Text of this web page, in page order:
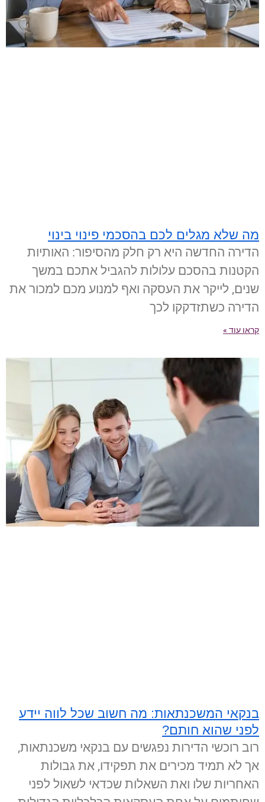
מה שלא מגלים לכם בהסכמי פינוי בינוי
הדירה החדשה היא רק חלק מהסיפור: האותיות
הקטנות בהסכם עלולות להגביל אתכם במשך
שנים, לייקר את העסקה ואף למנוע מכם למכור את
הדירה כשתזדקקו לכך
קראו עוד »
בנקאי המשכנתאות: מה חשוב שכל לווה יידע
לפני שהוא חותם?
רוב רוכשי הדירות נפגשים עם בנקאי משכנתאות,
אך לא תמיד מכירים את תפקידו, את גבולות
האחריות שלו ואת השאלות שכדאי לשאול לפני